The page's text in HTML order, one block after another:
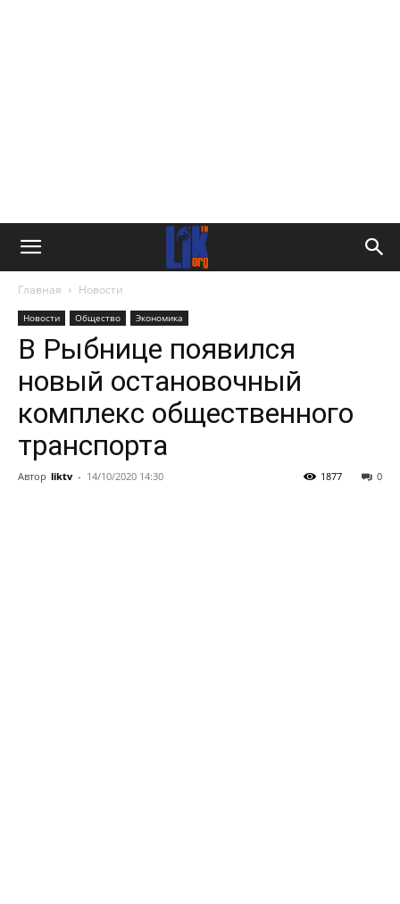
Главная Новости
Новости Общество Экономика
В Рыбнице появился
новый остановочный
комплекс общественного
транспорта
Автор liktv - 14/10/2020 14:30 0
1877